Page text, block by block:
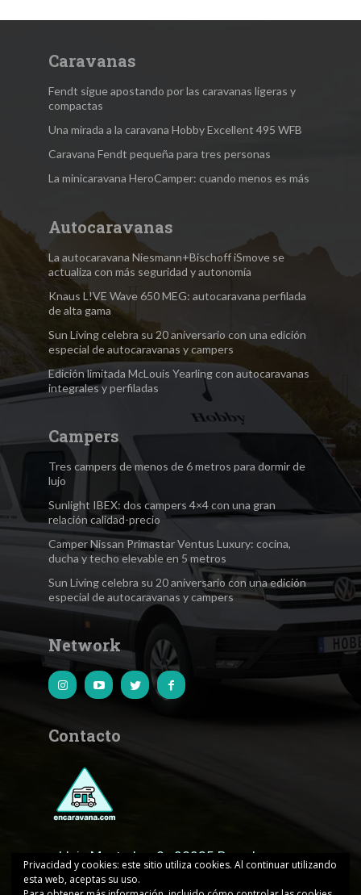
Caravanas
Fendt sigue apostando por las caravanas ligeras y
compactas
Una mirada a la caravana Hobby Excellent 495 WFB
Caravana Fendt pequeña para tres personas
La minicaravana HeroCamper: cuando menos es más
Autocaravanas
La autocaravana Niesmann+Bischoff iSmove se
actualiza con más seguridad y autonomía
Knaus L!VE Wave 650 MEG: autocaravana perfilada
de alta gama
Sun Living celebra su 20 aniversario con una edición
especial de autocaravanas y campers
Edición limitada McLouis Yearling con autocaravanas
integrales y perfiladas
Campers
Tres campers de menos de 6 metros para dormir de
lujo
Sunlight IBEX: dos campers 4×4 con una gran
relación calidad-precio
Camper Nissan Primastar Ventus Luxury: cocina,
ducha y techo elevable en 5 metros
Sun Living celebra su 20 aniversario con una edición
especial de autocaravanas y campers
Network
Contacto
c.Lluis Muntadas, 8 · 08035 Barcelona
Privacidad y cookies: este sitio utiliza cookies. Al continuar utilizando
esta web, aceptas su uso.